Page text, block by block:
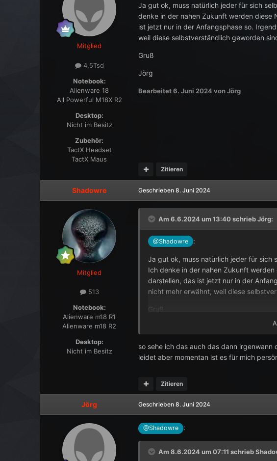
Mitglied
4,5Tsd
Notebook:
Alienware 18
All Powerful M18X R2
Desktop:
Nicht im Besitz
Zubehör:
TactX Headset
TactX Maus
Ja gut ok, muss natürlich jeder für sich
denke in der nahen Zukunft werden diese
ist jetzt nur in der Anfangsphase so.
weil diese selbstverständlich geworden
Gruß
Jörg
Bearbeitet6. Juni 2024von Jörg
Zitieren
Shadowre
Mitglied
513
Notebook:
Alienware m18 R1
Alienware m18 R2
Desktop:
Nicht im Besitz
Geschrieben8. Juni 2024
Am 6.6.2024 um 13:40 schriebJörg:
@Shadowre :
Ja gut ok, muss natürlich jeder für sich
Ich denke in der nahen Zukunft
darstellen, das ist jetzt nur in der
nicht mehr erwähnt, weil diese
Gruß
so sehe ich das auch das dann
leidet aber momentan ist es für mich
Zitieren
Jörg Geschrieben8. Juni 2024
@Shadowre :
Am 8.6.2024 um 07:11 schrieb